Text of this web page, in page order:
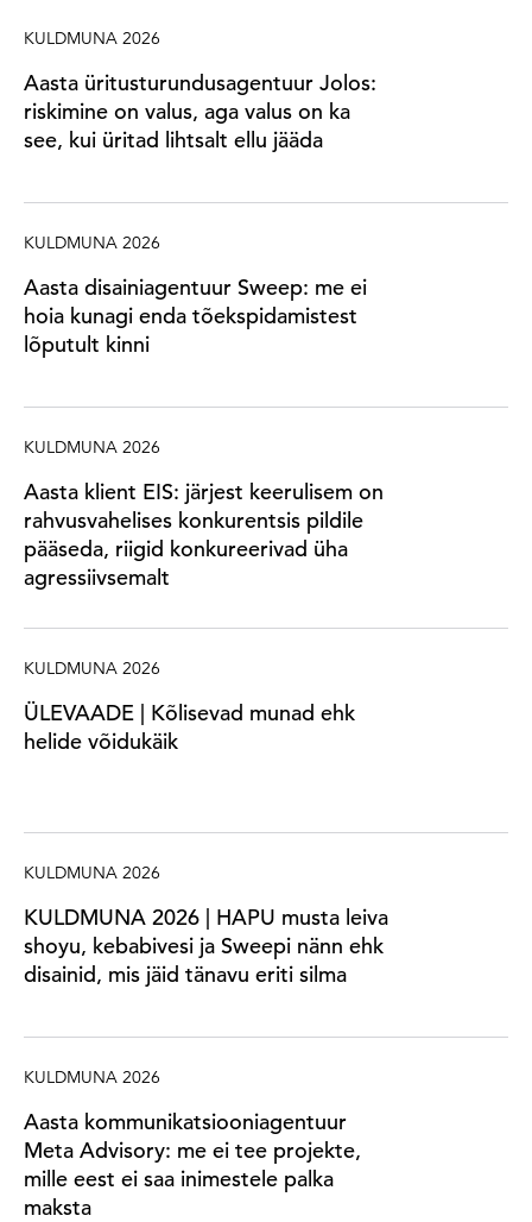
KULDMUNA 2026
Aasta üritusturundusagentuur Jolos:
riskimine on valus, aga valus on ka
see, kui üritad lihtsalt ellu jääda
KULDMUNA 2026
Aasta disainiagentuur Sweep: me ei
hoia kunagi enda tõekspidamistest
lõputult kinni
KULDMUNA 2026
Aasta klient EIS: järjest keerulisem on
rahvusvahelises konkurentsis pildile
pääseda, riigid konkureerivad üha
agressiivsemalt
KULDMUNA 2026
ÜLEVAADE | Kõlisevad munad ehk
helide võidukäik
KULDMUNA 2026
KULDMUNA 2026 | HAPU musta leiva
shoyu, kebabivesi ja Sweepi nänn ehk
disainid, mis jäid tänavu eriti silma
KULDMUNA 2026
Aasta kommunikatsiooniagentuur
Meta Advisory: me ei tee projekte,
mille eest ei saa inimestele palka
maksta